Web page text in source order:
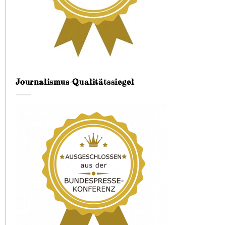
Journalismus-Qualitätssiegel